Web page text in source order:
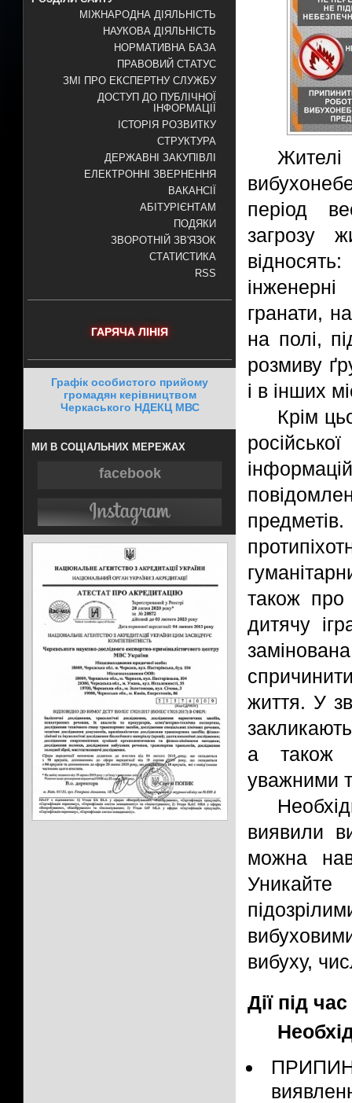
МІЖНАРОДНА ДІЯЛЬНІСТЬ
НАУКОВА ДІЯЛЬНІСТЬ
НОРМАТИВНА БАЗА
ПРАВОВИЙ СТАТУС
ЗМІ ПРО ЕКСПЕРТНУ СЛУЖБУ
ДОСТУП ДО ПУБЛІЧНОЇ
ІНФОРМАЦІЇ
ІСТОРІЯ РОЗВИТКУ
СТРУКТУРА
ДЕРЖАВНІ ЗАКУПІВЛІ
ЕЛЕКТРОННІ ЗВЕРНЕННЯ
ВАКАНСІЇ
АБІТУРІЄНТАМ
ПОДЯКИ
ЗВОРОТНІЙ ЗВ'ЯЗОК
СТАТИСТИКА
RSS
ГАРЯЧА ЛІНІЯ
Графік особистого прийому
громадян керівництвом
Черкаського НДЕКЦ МВС
МИ В СОЦІАЛЬНИХ МЕРЕЖАХ
facebook
період
загрозу
гранати,
на полі,
розмиву
і в інших
Крім
також про
дитячу
життя. У
а також
уважними
виявили
можна
вибуху,
Дії під